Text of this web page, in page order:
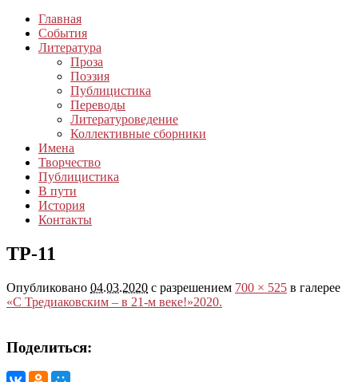
Главная
События
Литература
Проза
Поэзия
Публицистика
Переводы
Литературоведение
Коллективные сборники
Имена
Творчество
Публицистика
В пути
История
Контакты
ТР-11
Опубликовано 04.03.2020 с разрешением 700 × 525 в галерее
«С Тредиаковским – в 21-м веке!»2020.
Поделиться: